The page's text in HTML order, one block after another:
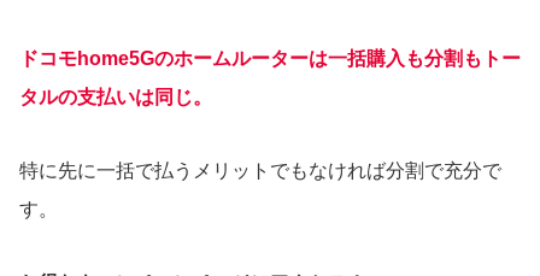
ドコモhome5Gのホームルーターは一括購入も分割もトー
タルの支払いは同じ。
特に先に一括で払うメリットでもなければ分割で充分で
す。